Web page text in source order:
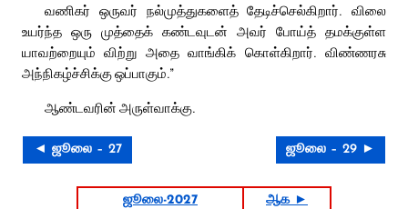
வணிகர் ஒருவர் நல்முத்துகளைத் தேடிச்செல்கிறார். விலை
உயர்ந்த ஒரு முத்தைக் கண்டவுடன் அவர் போய்த் தமக்குள்ள
யாவற்றையும் விற்று அதை வாங்கிக் கொள்கிறார். விண்ணரசு
அந்நிகழ்ச்சிக்கு ஒப்பாகும்.”
ஆண்டவரின் அருள்வாக்கு.
◄ ஜூலை – 27 ஜூலை – 29 ►
ஜூலை-2027
ஆக ►